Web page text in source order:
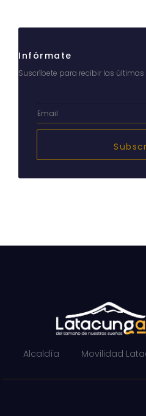
Infórmate
Suscríbete para recibir las
Alcaldía Movilidad